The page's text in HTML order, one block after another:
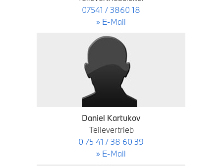
07541 / 3860 18
» E-Mail
Daniel Kartukov
Teilevertrieb
0 75 41 / 38 60 39
» E-Mail